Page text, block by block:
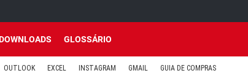
GLOSSÁRIO
OUTLOOK EXCEL INSTAGRAM GMAIL GUIA DE COMPRAS